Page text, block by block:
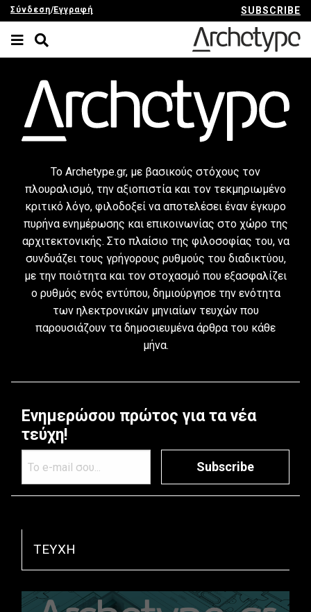
Σύνδεση/Εγγραφή SUBSCRIBE
Το Archetype.gr, με βασικούς στόχους τον
πλουραλισμό, την αξιοπιστία και τον τεκμηριωμένο
κριτικό λόγο, φιλοδοξεί να αποτελέσει έναν έγκυρο
πυρήνα ενημέρωσης και επικοινωνίας στο χώρο της
αρχιτεκτονικής. Στο πλαίσιο της φιλοσοφίας του, να
συνδυάζει τους γρήγορους ρυθμούς του διαδικτύου,
με την ποιότητα και τον στοχασμό που εξασφαλίζει
ο ρυθμός ενός εντύπου, δημιούργησε την ενότητα
των ηλεκτρονικών μηνιαίων τευχών που
παρουσιάζουν τα δημοσιευμένα άρθρα του κάθε
μήνα.
Ενημερώσου πρώτος για τα νέα
τεύχη!
Subscribe
TEYXH